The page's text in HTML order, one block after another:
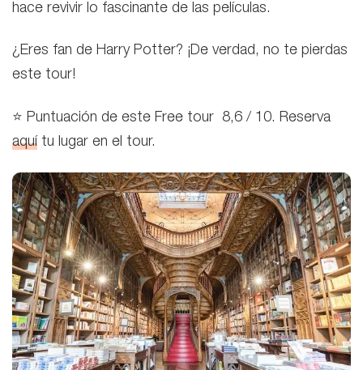
hace revivir lo fascinante de las películas.
¿Eres fan de Harry Potter? ¡De verdad, no te pierdas
este tour!
⭐ Puntuación de este Free tour 8,6 / 10. Reserva
aquí tu lugar en el tour.